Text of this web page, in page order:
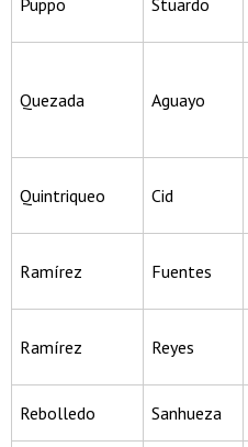
Puppo Stuardo
Quezada Aguayo
Quintriqueo Cid
Ramírez Fuentes
Ramírez Reyes
Rebolledo Sanhueza